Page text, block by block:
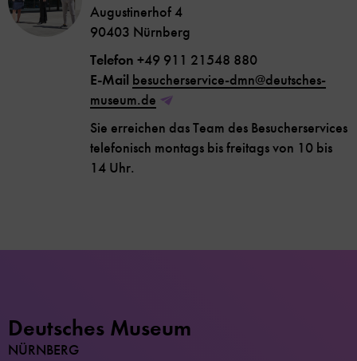
Augustinerhof 4
90403 Nürnberg
Telefon +49 911 21548 880
E-Mail besucherservice-dmn@deutsches-
museum.de
Sie erreichen das Team des Besucherservices
telefonisch montags bis freitags von 10 bis
14 Uhr.
Deutsches Museum
NÜRNBERG